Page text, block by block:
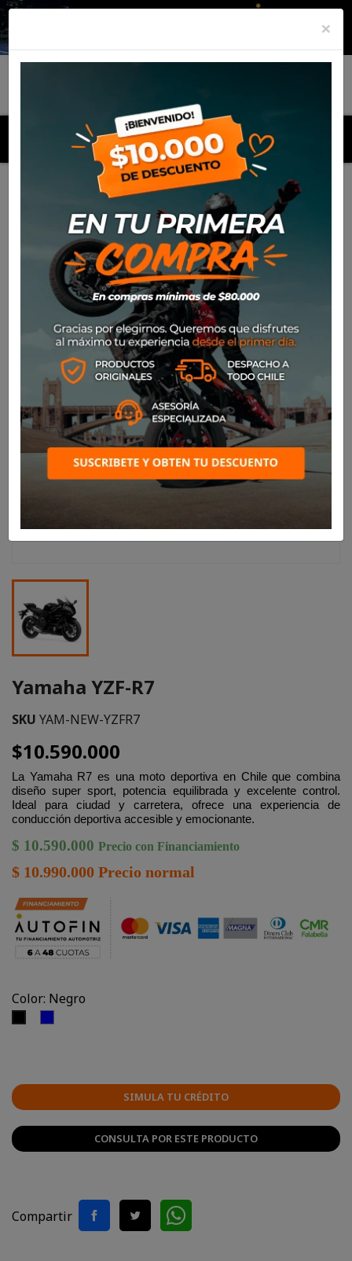
MENU
Productos Motos Yamaha YZF-R7
Yamaha YZF-R7
SKU YAM-NEW-YZFR7
$10.590.000
La Yamaha R7 es una moto deportiva en Chile que combina
diseño super sport, potencia equilibrada y excelente control.
Ideal para ciudad y carretera, ofrece una experiencia de
conducción deportiva accesible y emocionante.
$ 10.590.000 Precio con Financiamiento
$ 10.990.000 Precio normal
Color: Negro
SIMULA TU CRÉDITO
CONSULTA POR ESTE PRODUCTO
Compartir
×